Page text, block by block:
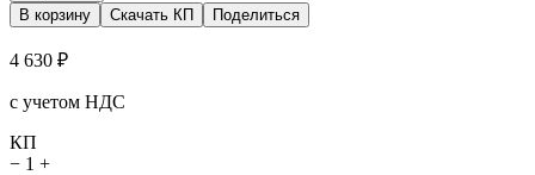
В корзину
Скачать КП Поделиться
4 630 ₽
с учетом НДС
КП
− 1 +